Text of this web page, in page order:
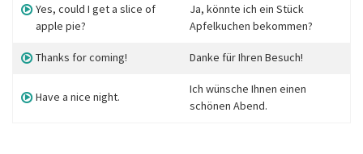
Yes, could I get a slice of
apple pie?
Ja, könnte ich ein Stück
Apfelkuchen bekommen?
Thanks for coming! Danke für Ihren Besuch!
Have a nice night.
Ich wünsche Ihnen einen
schönen Abend.